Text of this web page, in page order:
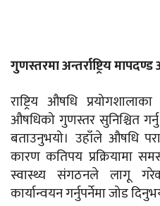
गुणस्तरमा अन्तर्राष्ट्रिय
राष्ट्रिय औषधि
औषधिको गुणस्तर सुनिश्चित
बताउनुभयो। उहाँले औषधि
कारण कतिपय प्रक्रियामा
स्वास्थ्य संगठनले लागू
कार्यान्वयन गर्नुपर्नेमा जोड